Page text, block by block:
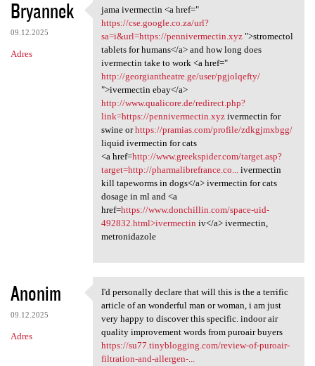
Bryannek
09.12.2025
Adres
jama ivermectin <a href="
jama ivermectin <a href="
https://cse.google.co.za/url?
sa=i&url=https://pennivermectin.xyz">stromectol
tablets for humans</a> and how long does
ivermectin take to work <a href="
http://georgiantheatre.ge/user/pgjolqefty/
">ivermectin ebay</a>
http://www.qualicore.de/redirect.php?
link=https://pennivermectin.xyzivermectin for
swine orhttps://pramias.com/profile/zdkgjmxbgg/
liquid ivermectin for cats
<a href=http://www.greekspider.com/target.asp?
target=http://pharmalibrefrance.co...
ivermectin
kill tapeworms in dogs</a> ivermectin for cats
dosage in ml and <a
href=https://www.donchillin.com/space-uid-
492832.html>ivermectin iv</a> ivermectin,
metronidazole
Anonim
09.12.2025
Adres
I'd personally declare that
I'd personally declare that will this is the a terrific
article of an wonderful man or woman, i am just
very happy to discover this specific. indoor air
quality improvement words from puroair buyers
https://su77.tinyblogging.com/review-of-puroair-
filtration-and-allergen-...